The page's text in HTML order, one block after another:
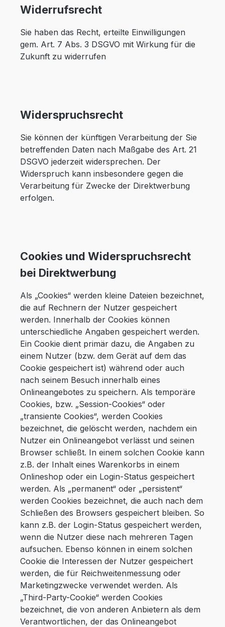
Widerrufsrecht
Sie haben das Recht, erteilte Einwilligungen
gem. Art. 7 Abs. 3 DSGVO mit Wirkung für die
Zukunft zu widerrufen
Widerspruchsrecht
Sie können der künftigen Verarbeitung der Sie
betreffenden Daten nach Maßgabe des Art. 21
DSGVO jederzeit widersprechen. Der
Widerspruch kann insbesondere gegen die
Verarbeitung für Zwecke der Direktwerbung
erfolgen.
Cookies und Widerspruchsrecht
bei Direktwerbung
Als „Cookies“ werden kleine Dateien bezeichnet,
die auf Rechnern der Nutzer gespeichert
werden. Innerhalb der Cookies können
unterschiedliche Angaben gespeichert werden.
Ein Cookie dient primär dazu, die Angaben zu
einem Nutzer (bzw. dem Gerät auf dem das
Cookie gespeichert ist) während oder auch
nach seinem Besuch innerhalb eines
Onlineangebotes zu speichern. Als temporäre
Cookies, bzw. „Session-Cookies“ oder
„transiente Cookies“, werden Cookies
bezeichnet, die gelöscht werden, nachdem ein
Nutzer ein Onlineangebot verlässt und seinen
Browser schließt. In einem solchen Cookie kann
z.B. der Inhalt eines Warenkorbs in einem
Onlineshop oder ein Login-Status gespeichert
werden. Als „permanent“ oder „persistent“
werden Cookies bezeichnet, die auch nach dem
Schließen des Browsers gespeichert bleiben. So
kann z.B. der Login-Status gespeichert werden,
wenn die Nutzer diese nach mehreren Tagen
aufsuchen. Ebenso können in einem solchen
Cookie die Interessen der Nutzer gespeichert
werden, die für Reichweitenmessung oder
Marketingzwecke verwendet werden. Als
„Third-Party-Cookie“ werden Cookies
bezeichnet, die von anderen Anbietern als dem
Verantwortlichen, der das Onlineangebot